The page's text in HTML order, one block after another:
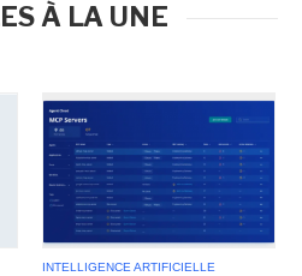
À LA UNE
INTELLIGENCE ARTIFICIELLE